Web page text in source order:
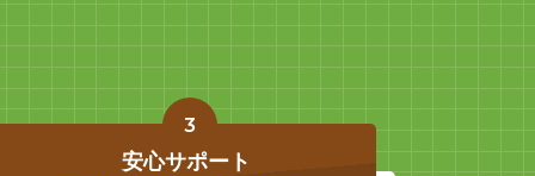
3
安心サポート